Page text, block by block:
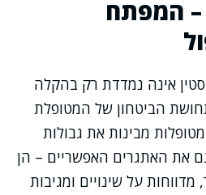
– המפתח
אינה נמדדת רק בהקלה
הביטחון של המטופלת
מבינות את גבולות
את האתגרים האפשריים – הן
על שינויים ומגיבות